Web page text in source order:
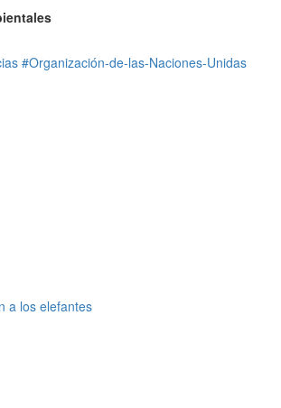
#Organización-de-las-Naciones-Unidas
a los elefantes